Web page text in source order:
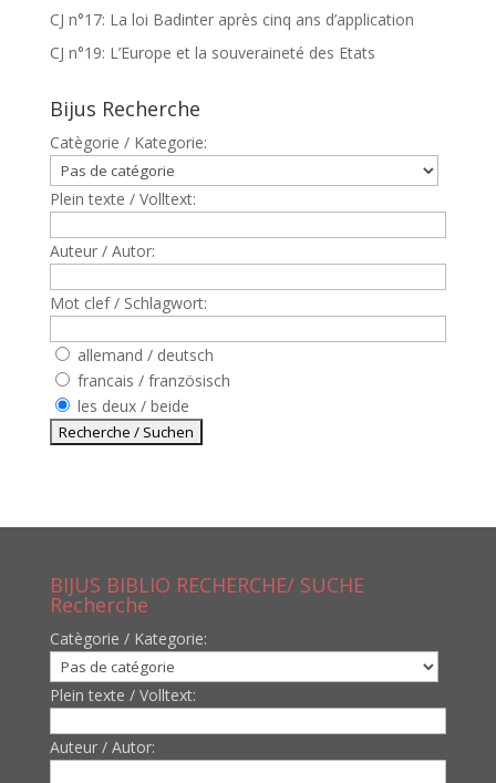
CJ n°17: La loi Badinter après cinq ans d’application
CJ n°19: L’Europe et la souveraineté des Etats
Bijus Recherche
Catègorie / Kategorie:
Plein texte / Volltext:
Auteur / Autor:
Mot clef / Schlagwort:
allemand / deutsch
francais / französisch
les deux / beide
BIJUS BIBLIO RECHERCHE/ SUCHE
Recherche
Catègorie / Kategorie:
Plein texte / Volltext:
Auteur / Autor: